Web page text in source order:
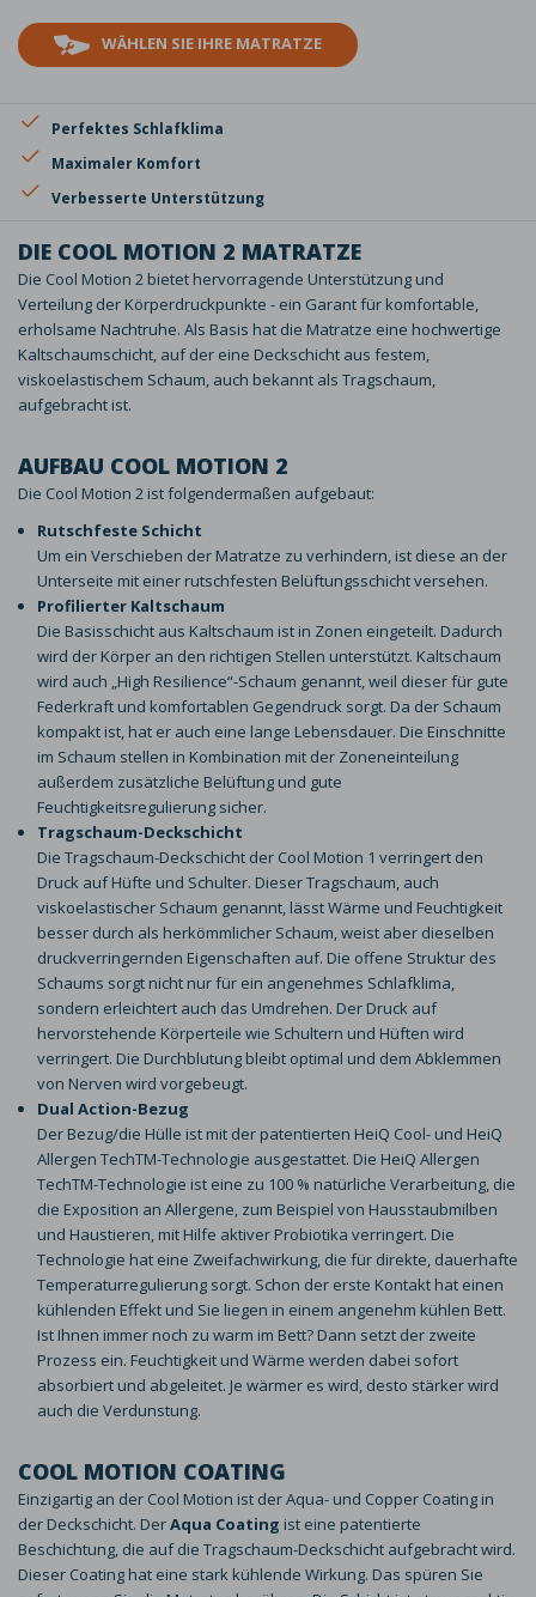
WÄHLEN SIE IHRE MATRATZE
Perfektes Schlafklima
Maximaler Komfort
Verbesserte Unterstützung
DIE COOL MOTION 2 MATRATZE
Die Cool Motion 2 bietet hervorragende Unterstützung und
Verteilung der Körperdruckpunkte - ein Garant für komfortable,
erholsame Nachtruhe. Als Basis hat die Matratze eine hochwertige
Kaltschaumschicht, auf der eine Deckschicht aus festem,
viskoelastischem Schaum, auch bekannt als Tragschaum,
aufgebracht ist.
AUFBAU COOL MOTION 2
Die Cool Motion 2 ist folgendermaßen aufgebaut:
Rutschfeste Schicht
Um ein Verschieben der Matratze zu verhindern, ist diese an der
Unterseite mit einer rutschfesten Belüftungsschicht versehen.
Profilierter Kaltschaum
Die Basisschicht aus Kaltschaum ist in Zonen eingeteilt. Dadurch
wird der Körper an den richtigen Stellen unterstützt. Kaltschaum
wird auch „High Resilience“-Schaum genannt, weil dieser für gute
Federkraft und komfortablen Gegendruck sorgt. Da der Schaum
kompakt ist, hat er auch eine lange Lebensdauer. Die Einschnitte
im Schaum stellen in Kombination mit der Zoneneinteilung
außerdem zusätzliche Belüftung und gute
Feuchtigkeitsregulierung sicher.
Tragschaum-Deckschicht
Die Tragschaum-Deckschicht der Cool Motion 1 verringert den
Druck auf Hüfte und Schulter. Dieser Tragschaum, auch
viskoelastischer Schaum genannt, lässt Wärme und Feuchtigkeit
besser durch als herkömmlicher Schaum, weist aber dieselben
druckverringernden Eigenschaften auf. Die offene Struktur des
Schaums sorgt nicht nur für ein angenehmes Schlafklima,
sondern erleichtert auch das Umdrehen. Der Druck auf
hervorstehende Körperteile wie Schultern und Hüften wird
verringert. Die Durchblutung bleibt optimal und dem Abklemmen
von Nerven wird vorgebeugt.
Dual Action-Bezug
Der Bezug/die Hülle ist mit der patentierten HeiQ Cool- und HeiQ
Allergen TechTM-Technologie ausgestattet. Die HeiQ Allergen
TechTM-Technologie ist eine zu 100 % natürliche Verarbeitung, die
die Exposition an Allergene, zum Beispiel von Hausstaubmilben
und Haustieren, mit Hilfe aktiver Probiotika verringert. Die
Technologie hat eine Zweifachwirkung, die für direkte, dauerhafte
Temperaturregulierung sorgt. Schon der erste Kontakt hat einen
kühlenden Effekt und Sie liegen in einem angenehm kühlen Bett.
Ist Ihnen immer noch zu warm im Bett? Dann setzt der zweite
Prozess ein. Feuchtigkeit und Wärme werden dabei sofort
absorbiert und abgeleitet. Je wärmer es wird, desto stärker wird
auch die Verdunstung.
COOL MOTION COATING
Einzigartig an der Cool Motion ist der Aqua- und Copper Coating in
der Deckschicht. DerAqua Coating ist eine patentierte
Beschichtung, die auf die Tragschaum-Deckschicht aufgebracht wird.
Dieser Coating hat eine stark kühlende Wirkung. Das spüren Sie